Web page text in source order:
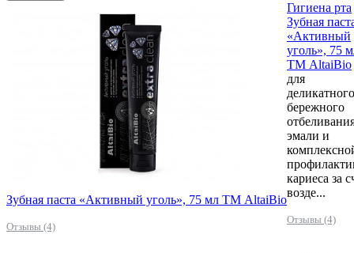
Зубная паста «Активный уголь», 75 мл ТМ AltaiBio
Отзывы (4)
Гигиена рта
Зубная
«Активный
уголь», 75
ТМ AltaiBio
для
бережного
эмали и
кариеса за
возде...
Отзывы (4)